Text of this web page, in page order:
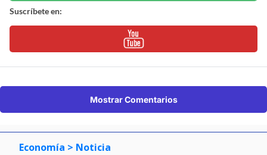
Suscríbete en:
Mostrar Comentarios
Economía > Noticia